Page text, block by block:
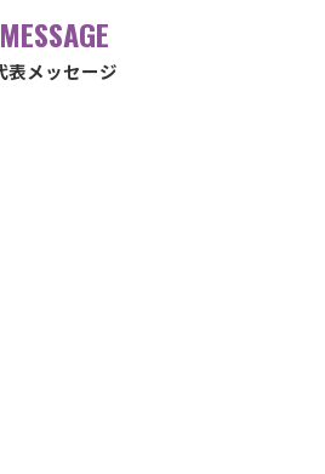
表メッセージ
MESSAGE